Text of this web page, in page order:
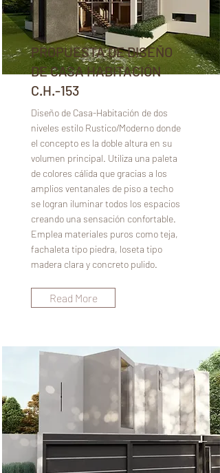
PROPUESTA DE DISEÑO
DE CASA HABITACIÓN
C.H.-153
Diseño de Casa-Habitación de dos
niveles estilo Rustico/Moderno donde
el concepto es la doble altura en su
volumen principal. Utiliza una paleta
de colores cálida que gracias a los
amplios ventanales de piso a techo
se logran iluminar todos los espacios
creando una sensación confortable.
Emplea materiales puros como teja,
fachaleta tipo piedra, loseta tipo
madera clara y concreto pulido.
Read More